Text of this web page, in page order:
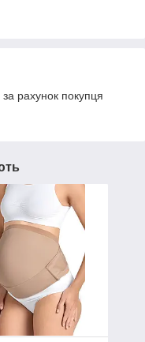
рахунок покупця